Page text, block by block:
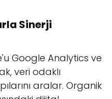
Sinerji
Google Analytics ve
veri odaklı
aralar. Organik